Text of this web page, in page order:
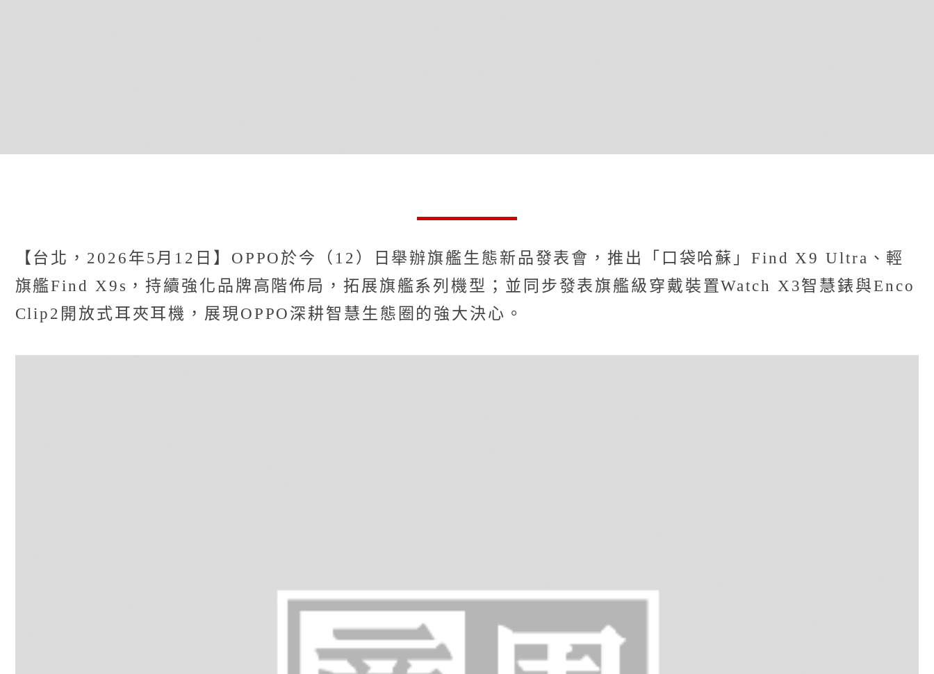
【台北，2026年5月12日】OPPO於今（12）日舉辦旗艦生態新品發表會，推出「口袋哈蘇」Find X9 Ultra、輕
旗艦Find X9s，持續強化品牌高階佈局，拓展旗艦系列機型；並同步發表旗艦級穿戴裝置Watch X3智慧錶與Enco
Clip2開放式耳夾耳機，展現OPPO深耕智慧生態圈的強大決心。